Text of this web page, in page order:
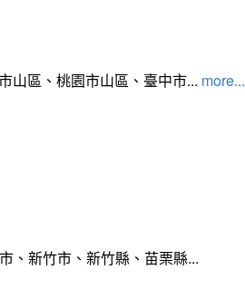
山區、桃園市山區、臺中市... more...
、新竹市、新竹縣、苗栗縣...